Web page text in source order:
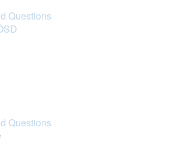
Questions
Questions